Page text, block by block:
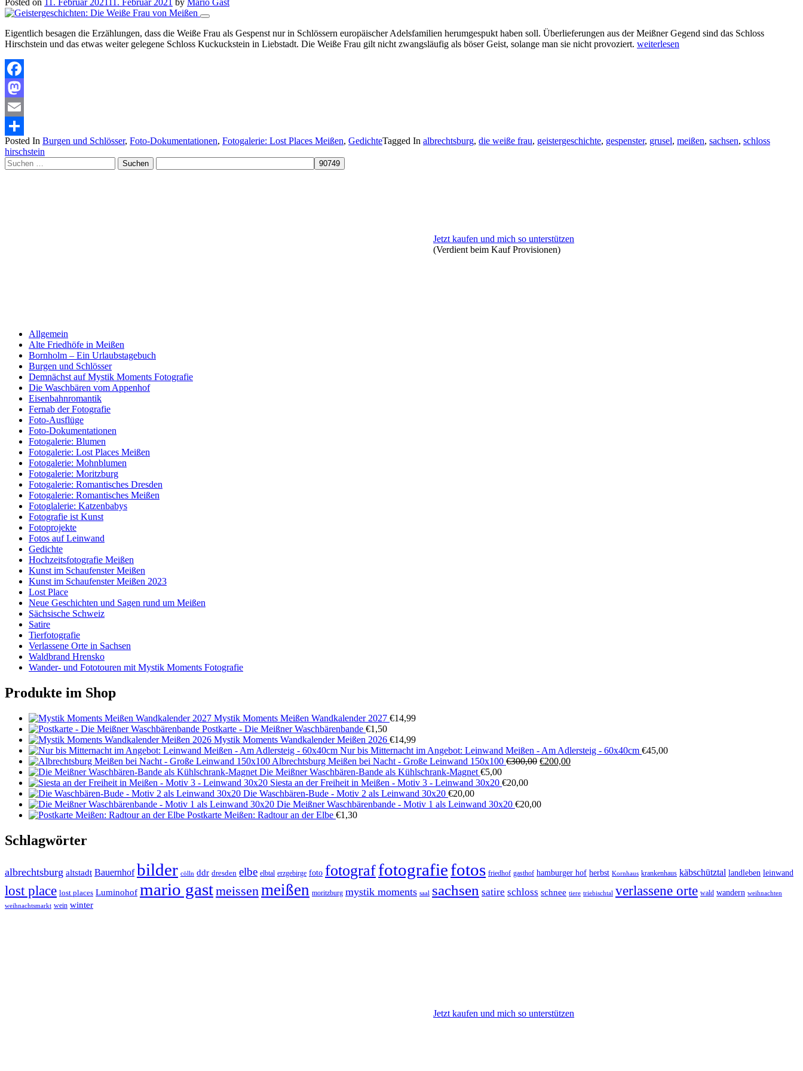
Eigentlich besagen die Erzählungen, dass die Weiße Frau als Gespenst nur in Schlössern europäischer Adelsfamilien herumgespukt haben soll. Überlieferungen aus der Meißner Gegend sind das Schloss
Hirschstein und das etwas weiter gelegene Schloss Kuckuckstein in Liebstadt. Die Weiße Frau gilt nicht zwangsläufig als böser Geist, solange man sie nicht provoziert. weiterlesen
Facebook
Mastodon
Email
Teilen
Posted In Burgen und Schlösser, Foto-Dokumentationen, Fotogalerie: Lost Places Meißen, GedichteTagged In albrechtsburg, die weiße frau, geistergeschichte, gespenster, grusel, meißen, sachsen, schloss
hirschstein
Suchen
nach:
Jetzt kaufen und mich so unterstützen
(Verdient beim Kauf Provisionen)
Allgemein
Alte Friedhöfe in Meißen
Bornholm – Ein Urlaubstagebuch
Burgen und Schlösser
Demnächst auf Mystik Moments Fotografie
Die Waschbären vom Appenhof
Eisenbahnromantik
Fernab der Fotografie
Foto-Ausflüge
Foto-Dokumentationen
Fotogalerie: Blumen
Fotogalerie: Lost Places Meißen
Fotogalerie: Mohnblumen
Fotogalerie: Moritzburg
Fotogalerie: Romantisches Dresden
Fotogalerie: Romantisches Meißen
Fotoglalerie: Katzenbabys
Fotografie ist Kunst
Fotoprojekte
Fotos auf Leinwand
Gedichte
Hochzeitsfotografie Meißen
Kunst im Schaufenster Meißen
Kunst im Schaufenster Meißen 2023
Lost Place
Neue Geschichten und Sagen rund um Meißen
Sächsische Schweiz
Satire
Tierfotografie
Verlassene Orte in Sachsen
Waldbrand Hrensko
Wander- und Fototouren mit Mystik Moments Fotografie
Produkte im Shop
Mystik Moments Meißen Wandkalender 2027 €14,99
Postkarte - Die Meißner Waschbärenbande €1,50
Mystik Moments Wandkalender Meißen 2026 €14,99
Nur bis Mitternacht im Angebot: Leinwand Meißen - Am Adlersteig - 60x40cm €45,00
Albrechtsburg Meißen bei Nacht - Große Leinwand 150x100 €300,00 Ursprünglicher
€200,00Aktueller
Die Meißner Waschbären-Bande als Kühlschrank-Magnet €5,00
Siesta an der Freiheit in Meißen - Motiv 3 - Leinwand 30x20 €20,00
Die Waschbären-Bude - Motiv 2 als Leinwand 30x20 €20,00
Die Meißner Waschbärenbande - Motiv 1 als Leinwand 30x20 €20,00
Postkarte Meißen: Radtour an der Elbe €1,30
Schlagwörter
albrechtsburg altstadt Bauernhof bilder cölln ddr dresden elbe elbtal erzgebirge foto fotograffotografiefotos friedhof gasthof hamburger hof herbst Kornhaus krankenhaus käbschütztal landleben leinwand
lost place lost places Luminohof mario gastmeissenmeißen moritzburg mystik moments saal sachsen satire schloss schnee tiere triebischtal verlassene orte wald wandern weihnachten
weihnachtsmarkt wein winter
Jetzt kaufen und mich so unterstützen